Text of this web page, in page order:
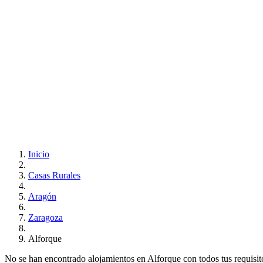
Inicio
Casas Rurales
Aragón
Zaragoza
Alforque
No se han encontrado alojamientos en Alforque con todos tus